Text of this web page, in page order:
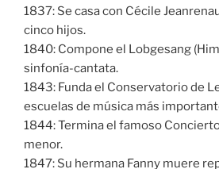
1837: Se casa con Cécile
cinco hijos.
1840: Compone el Lobgesang
sinfonía-cantata.
1843: Funda el Conservatorio de
escuelas de música más
1844: Termina el famoso
menor.
1847: Su hermana Fanny muere